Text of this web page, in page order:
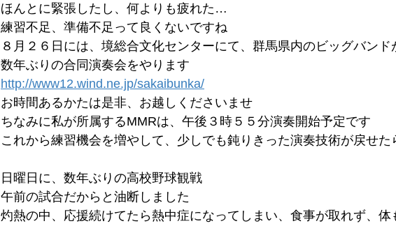
ほんとに緊張したし、何よりも疲れた…
練習不足、準備不足って良くないですね
８月２６日には、境総合文化センターにて、群馬県内のビッグバンド
数年ぶりの合同演奏会をやります
http://www12.wind.ne.jp/sakaibunka/
お時間あるかたは是非、お越しくださいませ
ちなみに私が所属するMMRは、午後３時５５分演奏開始予定です
これから練習機会を増やして、少しでも鈍りきった演奏技術が戻せた
日曜日に、数年ぶりの高校野球観戦
午前の試合だからと油断しました
灼熱の中、応援続けてたら熱中症になってしまい、食事が取れず、体